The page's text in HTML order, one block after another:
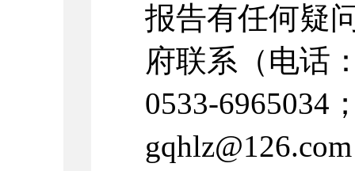
报告有任何疑
府联系（电话
0533-6965034